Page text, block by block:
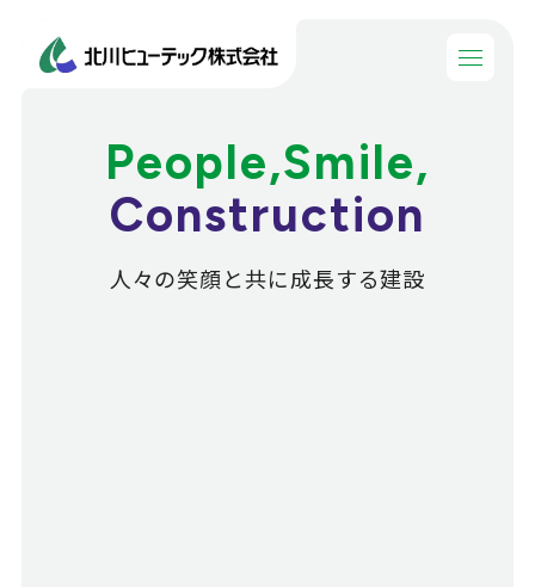
People,Smile,
Construction
人々の笑顔と共に成長する建設